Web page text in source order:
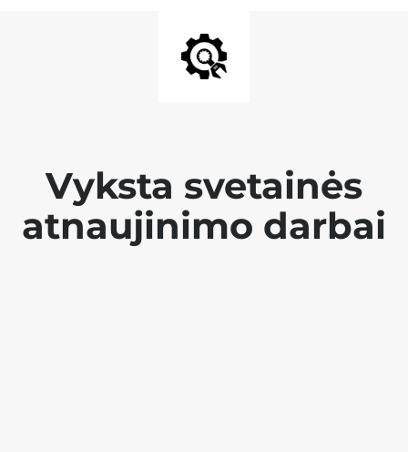
Vyksta svetainės
atnaujinimo darbai